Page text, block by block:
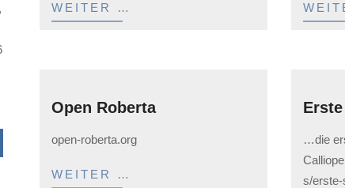
WEITER …
Open Roberta
05-
12
open-roberta.org
WEITER …
05-
12
…die
s/